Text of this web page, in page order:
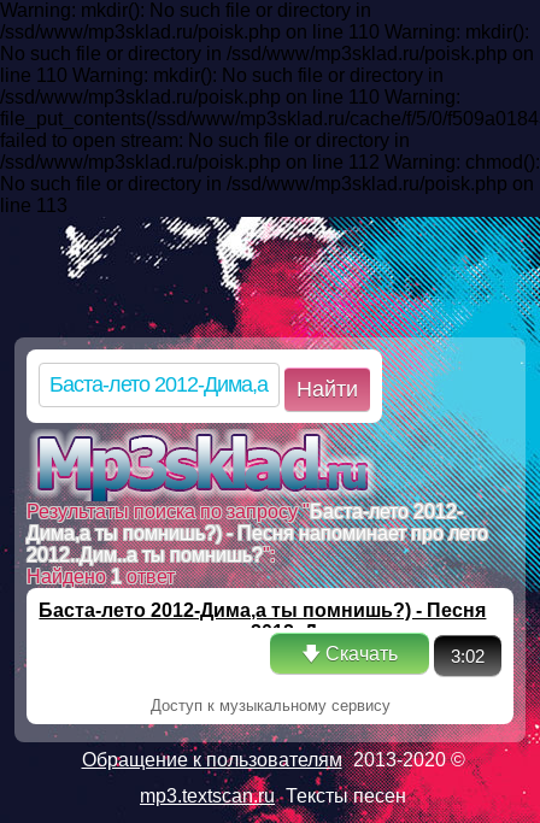
Warning: mkdir(): No such file or directory in
/ssd/www/mp3sklad.ru/poisk.php on line 110 Warning: mkdir():
No such file or directory in /ssd/www/mp3sklad.ru/poisk.php on
line 110 Warning: mkdir(): No such file or directory in
/ssd/www/mp3sklad.ru/poisk.php on line 110 Warning:
file_put_contents(/ssd/www/mp3sklad.ru/cache/f/5/0/
failed to open stream: No such file or directory in
/ssd/www/mp3sklad.ru/poisk.php on line 112 Warning: chmod():
No such file or directory in /ssd/www/mp3sklad.ru/poisk.php on
line 113
Найти
Результаты поиска по запросу "Баста-лето 2012-
Дима,а ты помнишь?) - Песня напоминает про лето
2012..Дим..а ты помнишь?":
Найдено1ответ
Баста-лето 2012-Дима,а ты помнишь?) - Песня
напоминает про лето 2012..Дим..а ты
🡇 Скачать 3:02
Доступ к музыкальному сервису
Обращение к пользователям 2013-2020 ©
mp3.textscan.ru Тексты песен